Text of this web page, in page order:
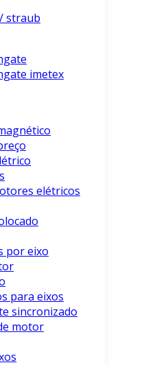
straub
imetex
elétricos
por eixo
para eixos
sincronizado
motor